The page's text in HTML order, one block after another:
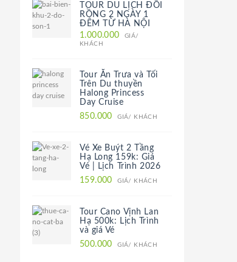
TOUR DU LỊCH ĐỒI
RỒNG 2 NGÀY 1
ĐÊM TỪ HÀ NỘI
1.000.000
GIÁ/
KHÁCH
Tour Ăn Trưa và Tối
Trên Du thuyền
Halong Princess
Day Cruise
850.000
GIÁ/ KHÁCH
Vé Xe Buýt 2 Tầng
Hạ Long 159k: Giá
Vé | Lịch Trình 2026
159.000
GIÁ/ KHÁCH
Tour Cano Vịnh Lan
Hạ 500k: Lịch Trình
và giá Vé
500.000
GIÁ/ KHÁCH